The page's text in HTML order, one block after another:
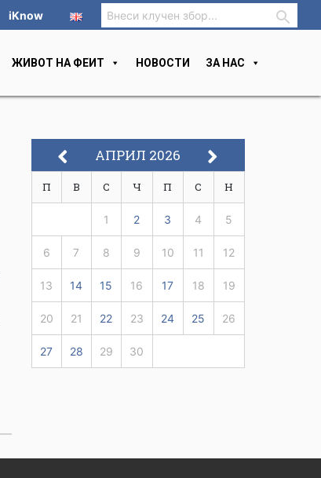
iKnow
ЖИВОТ НА ФЕИТ НОВОСТИ ЗА НАС
АПРИЛ 2026
П В С Ч П С Н
1 2 3 4 5
6 7 8 9 10 11 12
13 14 15 16 17 18 19
20 21 22 23 24 25 26
27 28 29 30